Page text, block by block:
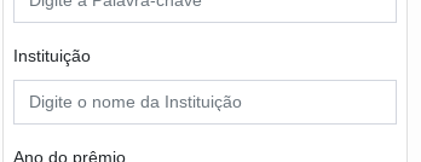
Instituição
Ano do prêmio